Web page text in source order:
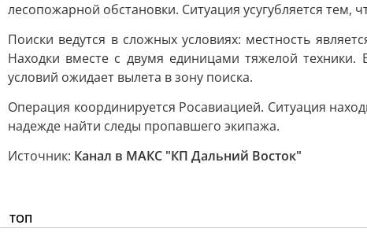
лесопожарной обстановки. Ситуация усугубляется тем,
Поиски ведутся в сложных условиях: местность
Находки вместе с двумя единицами тяжелой
условий ожидает вылета в зону поиска.
Операция координируется Росавиацией. Ситуация
надежде найти следы пропавшего экипажа.
Источник: Канал в МАКС "КП Дальний Восток"
ТОП